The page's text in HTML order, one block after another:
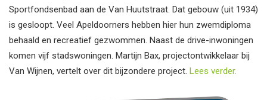
Sportfondsenbad aan de Van Huutstraat. Dat gebouw (uit 1934)
is gesloopt. Veel Apeldoorners hebben hier hun zwemdiploma
behaald en recreatief gezwommen. Naast de drive-inwoningen
komen vijf stadswoningen. Martijn Bax, projectontwikkelaar bij
Van Wijnen, vertelt over dit bijzondere project. Lees verder.